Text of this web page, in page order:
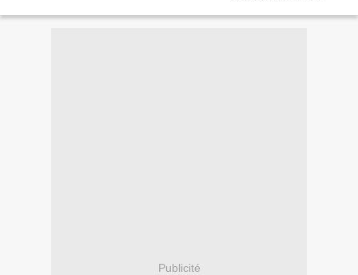
Publicité